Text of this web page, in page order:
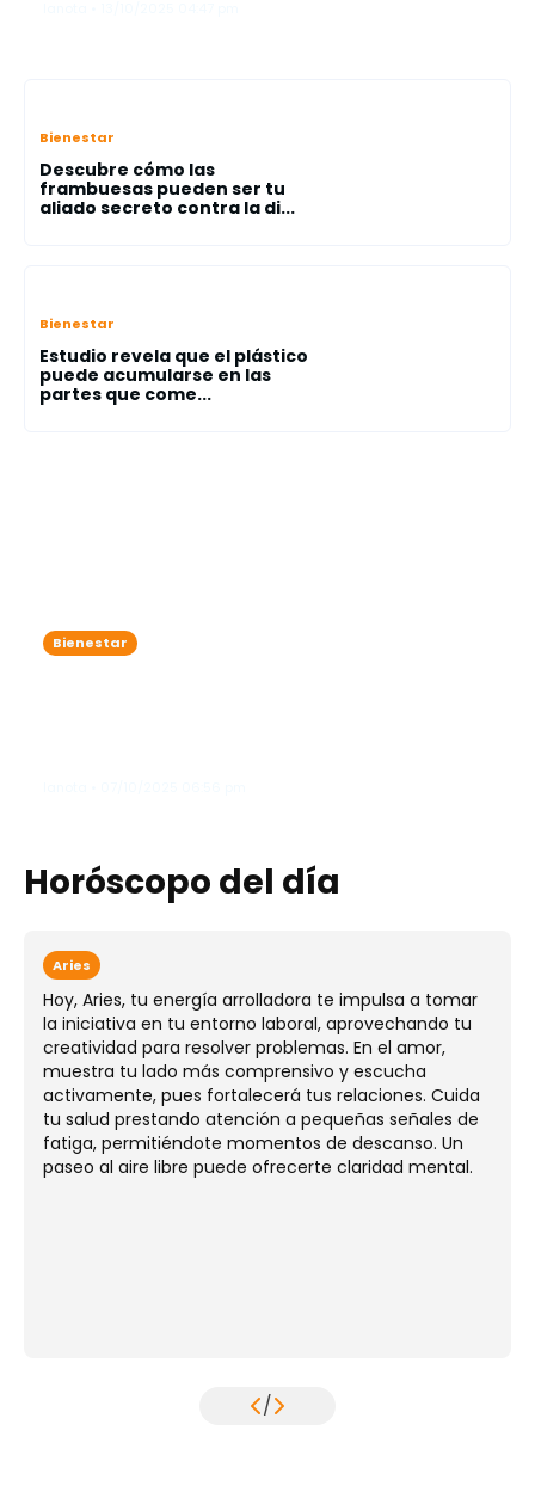
Bienestar
Descubre cómo las
frambuesas pueden ser tu
aliado secreto contra la di...
Bienestar
Estudio revela que el plástico
puede acumularse en las
partes que come...
Bienestar
Horóscopo del día
Aries
Hoy, Aries, tu energía arrolladora te impulsa a tomar
la iniciativa en tu entorno laboral, aprovechando tu
creatividad para resolver problemas. En el amor,
muestra tu lado más comprensivo y escucha
activamente, pues fortalecerá tus relaciones. Cuida
tu salud prestando atención a pequeñas señales de
fatiga, permitiéndote momentos de descanso. Un
paseo al aire libre puede ofrecerte claridad mental.
/